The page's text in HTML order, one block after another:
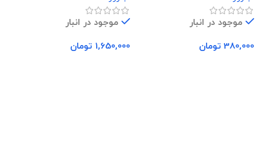
موجود در انبار
380,000 تومان
موجود در انبار
1,650,000 تومان